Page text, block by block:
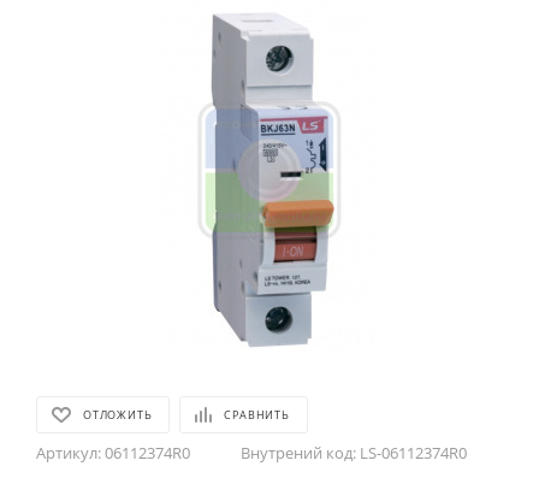
ОТЛОЖИТЬ СРАВНИТЬ
Артикул:06112374R0 Внутрений код: LS-06112374R0